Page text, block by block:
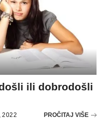
ili dobrodošli
2022 PROČITAJ VIŠE